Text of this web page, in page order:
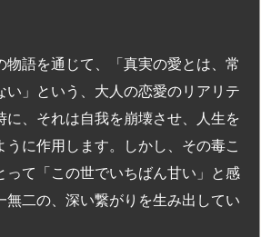
物語を通じて、「真実の愛とは、常
い」という、大人の恋愛のリアリテ
に、それは自我を崩壊させ、人生を
に作用します。しかし、その毒こ
って「この世でいちばん甘い」と感
無二の、深い繋がりを生み出してい